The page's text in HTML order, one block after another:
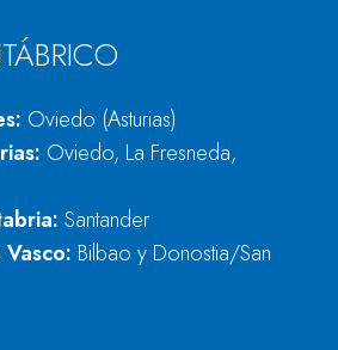
Oviedo (Asturias)
Oviedo, La Fresneda,
Santander
Bilbao y Donostia/San